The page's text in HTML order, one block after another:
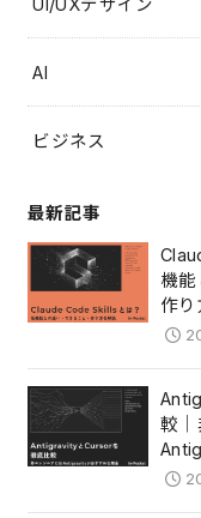
AI
ビジネス
最新記事
機能
作
較｜